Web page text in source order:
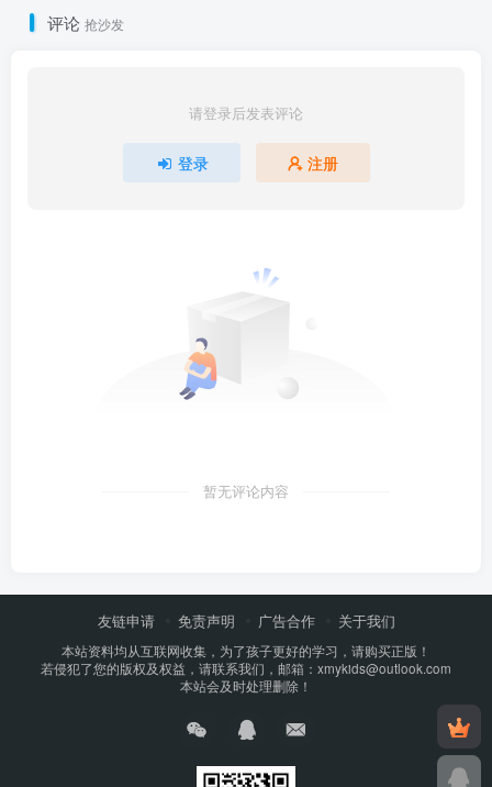
评论 抢沙发
请登录后发表评论
登录 注册
暂无评论内容
友链申请 免责声明 广告合作 关于我们
本站资料均从互联网收集，为了孩子更好的学习，请购买正版！
若侵犯了您的版权及权益，请联系我们，邮箱：xmykids@outlook.com
本站会及时处理删除！